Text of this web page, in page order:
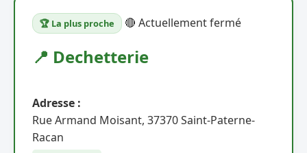
🏆 La plus proche 🔴 Actuellement fermé
📍 Dechetterie
Adresse :
Rue Armand Moisant, 37370 Saint-Paterne-
Racan